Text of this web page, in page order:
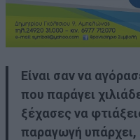
Είναι σαν να
που παράγει
ξέχασες να
παραγωγή υπάρχει,